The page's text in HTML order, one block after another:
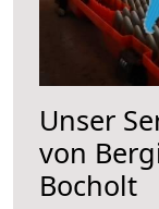
Unser
von
Bocholt